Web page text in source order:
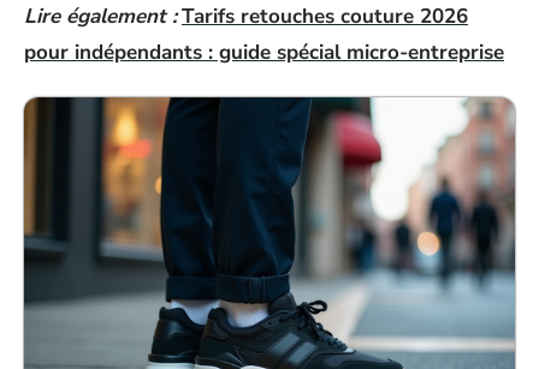
Lire également :Tarifs retouches couture 2026
pour indépendants : guide spécial micro-entreprise